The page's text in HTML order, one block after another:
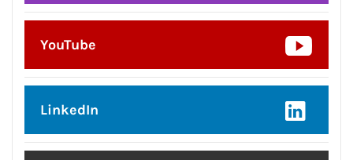
YouTube
LinkedIn